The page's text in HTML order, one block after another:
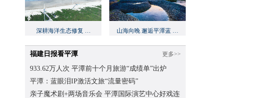
深耕海洋生态修复 … 山海向晚 邂逅平潭蓝 …
更多>>
福建日报看平潭
933.62万人次 平潭前十个月旅游“成绩单”出炉
平潭：蓝眼泪IP激活文旅“流量密码”
亲子魔术剧+两场音乐会 平潭国际演艺中心好戏连